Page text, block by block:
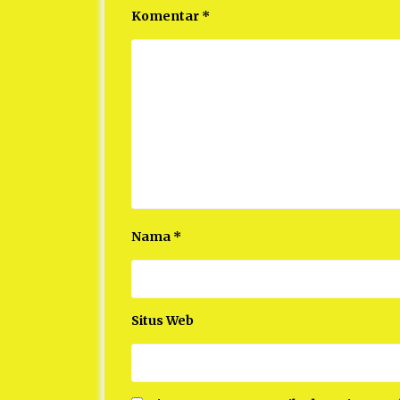
Komentar *
Nama *
Situs Web